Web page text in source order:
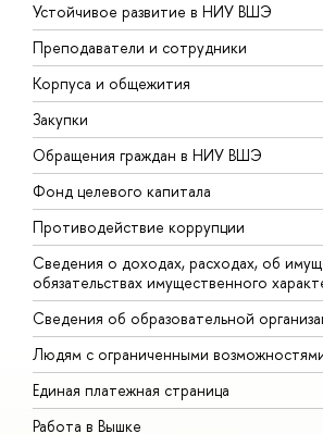
Устойчивое развитие в НИУ ВШЭ
Преподаватели и сотрудники
Корпуса и общежития
Закупки
Обращения граждан в НИУ ВШЭ
Фонд целевого капитала
Противодействие коррупции
Сведения о доходах, расходах, об
обязательствах имущественного
Сведения об образовательной
Людям с ограниченными
Единая платежная страница
Работа в Вышке